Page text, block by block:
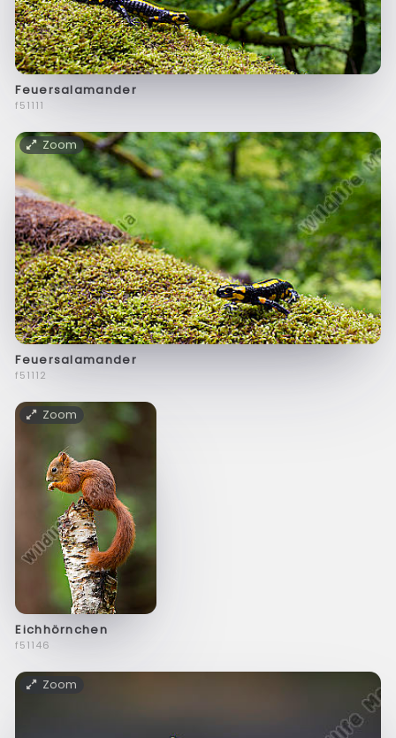
Feuersalamander
f51111
Zoom
Feuersalamander
f51112
Zoom
Eichhörnchen
f51146
Zoom